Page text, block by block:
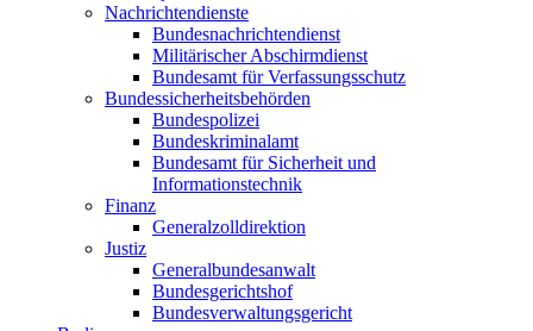
Nachrichtendienste
Bundesnachrichtendienst
Militärischer Abschirmdienst
Bundesamt für Verfassungsschutz
Bundessicherheitsbehörden
Bundespolizei
Bundeskriminalamt
Bundesamt für Sicherheit und
Informationstechnik
Finanz
Generalzolldirektion
Justiz
Generalbundesanwalt
Bundesgerichtshof
Bundesverwaltungsgericht